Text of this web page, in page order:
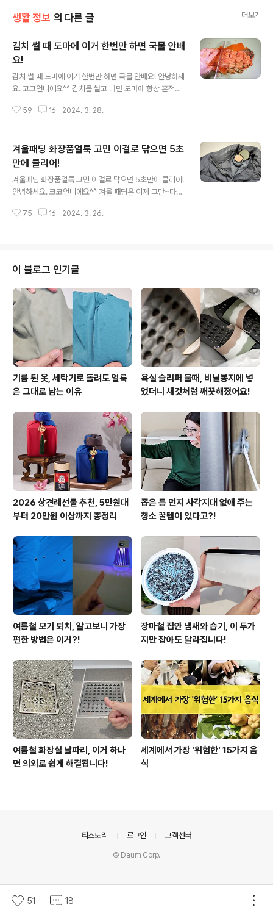
생활 정보 의 다른 글 더보기
김치 썰 때 도마에 이거 한번만 하면 국물 안배
요!
김치 썰 때 도마에 이거 한번만 하면 국물 안배요! 안녕하세
요. 코코언니에요^^ 김치를 썰고 나면 도마에 항상 흔적이
시간에도 도마에 깊게 배서 잘 지워지지 않는데요. 김치국
무도마는 특히 더 그렇다고요? 나무도마, 플라스틱도마, 실
리콘도마 등 재질에 상관없이 김치국물 앞에서 무너지는건
다 같은데요. 일반적으로 김치를 썰 때 이 순서대로 하죠.
김치를 썬 다음 도마를 물로 헹군다! 물로 헹굴 때 수세미로
혀서 수세미로 닦아도 그대로에요. 칼질로 인해 미세하게
59 16 2024. 3. 28.
겨울패딩 화장품얼룩 고민 이걸로 닦으면 5초
만에 클리어!
겨울패딩 화장품얼룩 고민 이걸로 닦으면 5초만에 클리어!
안녕하세요. 코코언니에요^^ 겨울 패딩은 이제 그만~다음
패딩을 세탁하기 전에 꼭 알아둬야 할 화장품얼룩 제거 꿀
로 잘 지워지지 않는 경우가 있어서 세탁하기 전에 이 부분
만 애벌세탁을 하기도 하는데요. 애벌세탁까지도 필요없고
요. 세탁 전, 그리도 세탁 후라도 얼마든지 지울 수 있답니
다! 어떻게? 클렌징티슈로! 화장을 지우는 클렌징티슈에요.
다이소에서 단돈 1000원에 구입했고요. 이거 하나만 있으
면 5초만에 클리어 문제없어요^^ ..
75 16 2024. 3. 26.
이 블로그 인기글
기름 튄 옷, 세탁기로 돌려도 얼룩
은 그대로 남는 이유
욕실 슬리퍼 물때, 비닐봉지에 넣
었더니 새것처럼 깨끗해졌어요!
2026 상견례선물 추천, 5만원대
부터 20만원 이상까지 총정리
좁은 틈 먼지 사각지대 없애 주는
청소 꿀템이 있다고?!
여름철 모기 퇴치, 알고보니 가장
편한 방법은 이거?!
장마철 집안 냄새와 습기, 이 두가
지만 잡아도 달라집니다!
여름철 화장실 날파리, 이거 하나
면 의외로 쉽게 해결됩니다!
세계에서 가장 '위험한' 15가지 음
식
51 18
티스토리 로그인 고객센터
© Daum Corp.